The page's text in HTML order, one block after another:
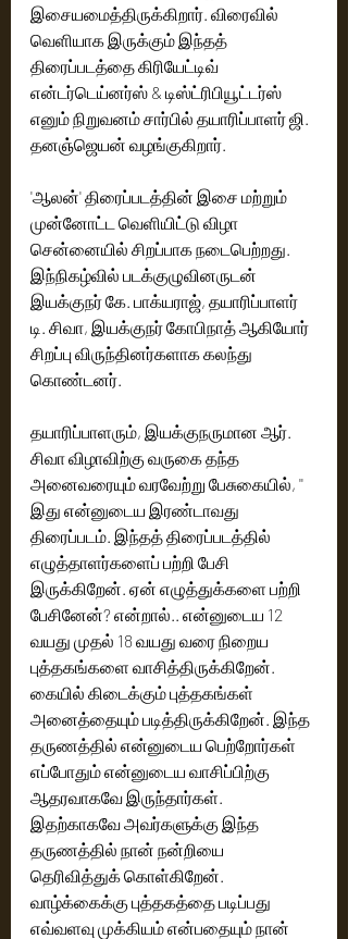
இசையமைத்திருக்கிறார். விரைவில்
வெளியாக இருக்கும் இந்தத்
திரைப்படத்தை கிரியேட்டிவ்
என்டர்டெய்னர்ஸ் & டிஸ்ட்ரிபியூட்டர்ஸ்
எனும் நிறுவனம் சார்பில் தயாரிப்பாளர் ஜி.
தனஞ்ஜெயன் வழங்குகிறார்.
'ஆலன்' திரைப்படத்தின் இசை மற்றும்
முன்னோட்ட வெளியிட்டு விழா
சென்னையில் சிறப்பாக நடைபெற்றது.
இந்நிகழ்வில் படக்குழுவினருடன்
இயக்குநர் கே. பாக்யராஜ், தயாரிப்பாளர்
டி. சிவா, இயக்குநர் கோபிநாத் ஆகியோர்
சிறப்பு விருந்தினர்களாக கலந்து
கொண்டனர்.
தயாரிப்பாளரும், இயக்குநருமான ஆர்.
சிவா விழாவிற்கு வருகை தந்த
அனைவரையும் வரவேற்று பேசுகையில், ''
இது என்னுடைய இரண்டாவது
திரைப்படம். இந்தத் திரைப்படத்தில்
எழுத்தாளர்களைப் பற்றி பேசி
இருக்கிறேன். ஏன் எழுத்துக்களை பற்றி
பேசினேன்? என்றால்.. என்னுடைய 12
வயது முதல் 18 வயது வரை நிறைய
புத்தகங்களை வாசித்திருக்கிறேன்.
கையில் கிடைக்கும் புத்தகங்கள்
அனைத்தையும் படித்திருக்கிறேன். இந்த
தருணத்தில் என்னுடைய பெற்றோர்கள்
எப்போதும் என்னுடைய வாசிப்பிற்கு
ஆதரவாகவே இருந்தார்கள்.
இதற்காகவே அவர்களுக்கு இந்த
தருணத்தில் நான் நன்றியை
தெரிவித்துக் கொள்கிறேன்.
வாழ்க்கைக்கு புத்தகத்தை படிப்பது
எவ்வளவு முக்கியம் என்பதையும் நான்